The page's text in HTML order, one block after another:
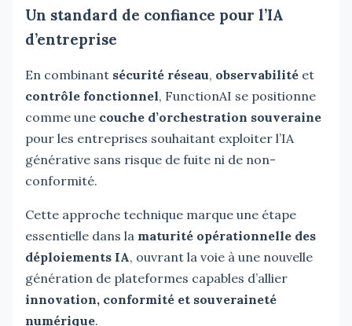
Un standard de confiance pour l’IA
d’entreprise
En combinant sécurité réseau, observabilité et
contrôle fonctionnel, FunctionAI se positionne
comme une couche d’orchestration souveraine
pour les entreprises souhaitant exploiter l’IA
générative sans risque de fuite ni de non-
conformité.
Cette approche technique marque une étape
essentielle dans la maturité opérationnelle des
déploiements IA, ouvrant la voie à une nouvelle
génération de plateformes capables d’allier
innovation, conformité et souveraineté
numérique.